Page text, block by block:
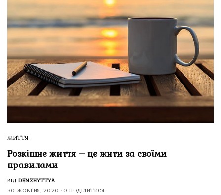
ЖИТТЯ
Розкішне життя – це жити за своїми
правилами
ВІД DENZHYTTYA
30 ЖОВТНЯ, 2020
0 ПОДІЛИТИСЯ